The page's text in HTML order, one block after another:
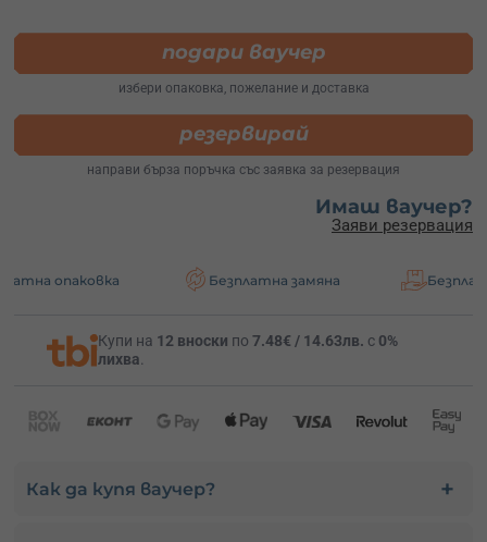
подари ваучер
избери опаковка, пожелание и доставка
резервирай
направи бърза поръчка със заявка за резервация
Имаш ваучер?
Заяви резервация
Безплатна замяна Безплатна
Купи на 12 вноски по 7.48€ / 14.63лв. с 0%
лихва.
Как да купя ваучер?